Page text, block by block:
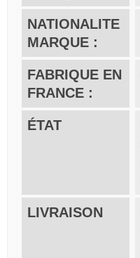
NATIONALITE
MARQUE :
FABRIQUE EN
FRANCE :
ÉTAT
LIVRAISON